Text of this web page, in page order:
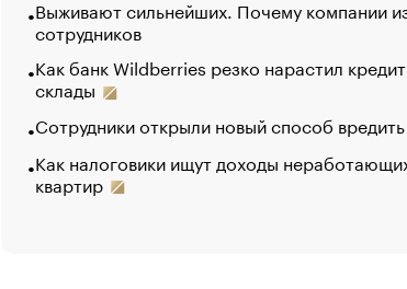
Выживают сильнейших. Почему компании
сотрудников
Как банк Wildberries резко нарастил
склады
Сотрудники открыли новый способ
Как налоговики ищут доходы
квартир